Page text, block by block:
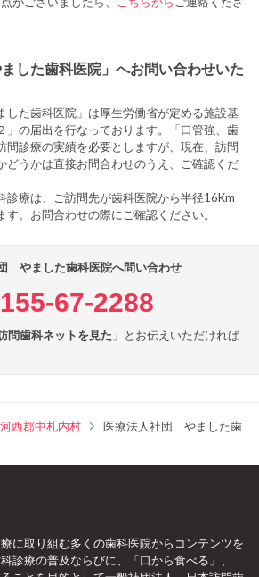
した歯科医院」へお問い合わせいた
した歯科医院」は厚生労働省が定める施設基
」の届出を行なっております。「口管強、歯
問診療の実績を必要としますが、現在、訪問
どうかは直接お問合わせのうえ、ご確認くだ
診療は、ご訪問先が歯科医院から半径16Km
す。お問合わせの際にご確認ください。
やました歯科医院へ問い合わせ
67-2288
問歯科ネットを見た 」とお伝えいただければ
河西郡中札内村
医療法人社団 やました歯
に取り組む多くの歯科医院からコンテンツを
診療の普及ならびに、「口から食べる」、